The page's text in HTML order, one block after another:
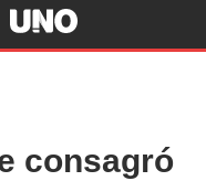
consagró